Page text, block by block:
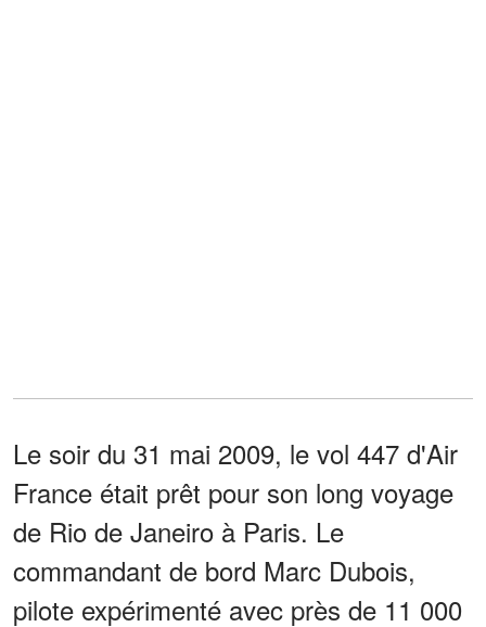
Le soir du 31 mai 2009, le vol 447 d'Air
France était prêt pour son long voyage
de Rio de Janeiro à Paris. Le
commandant de bord Marc Dubois,
pilote expérimenté avec près de 11 000